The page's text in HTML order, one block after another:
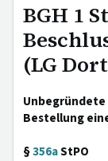
BGH 1
(LG
Bestellung
§356aStPO